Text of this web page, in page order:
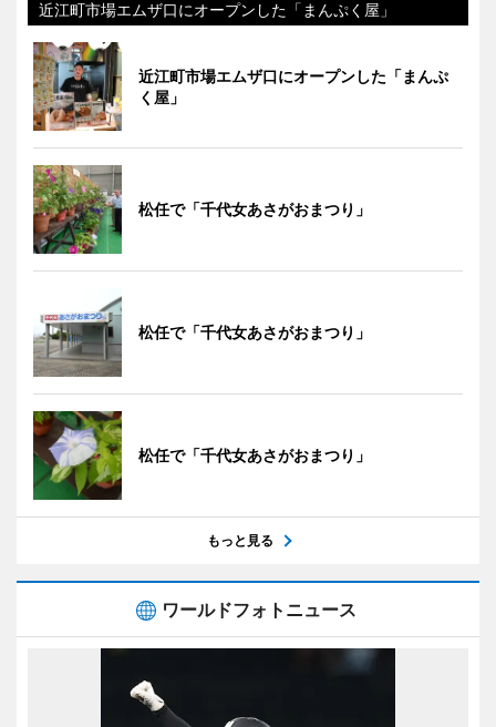
近江町市場エムザ口にオープンした「まんぷく屋」
近江町市場エムザ口にオープンした「まんぷ
く屋」
松任で「千代女あさがおまつり」
松任で「千代女あさがおまつり」
松任で「千代女あさがおまつり」
もっと見る
ワールドフォトニュース